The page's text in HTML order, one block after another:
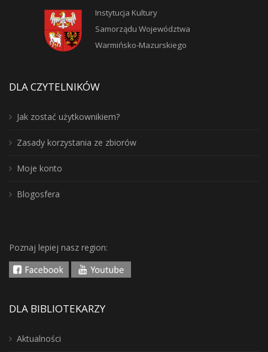
Instytucja Kultury
Samorządu Województwa
Warmińsko-Mazurskiego
DLA CZYTELNIKÓW
Jak zostać użytkownikiem?
Zasady korzystania ze zbiorów
Moje konto
Blogosfera
Poznaj lepiej nasz region:
DLA BIBLIOTEKARZY
Aktualności